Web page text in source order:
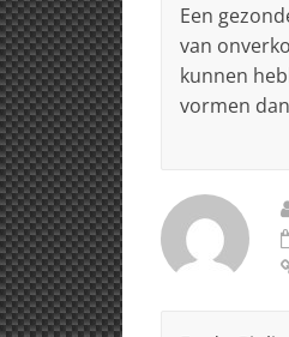
Een
van
kunnen
vormen